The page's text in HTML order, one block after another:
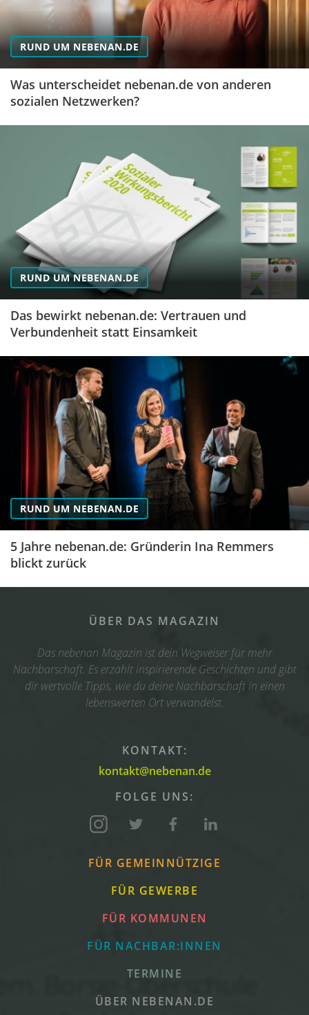
RUND UM NEBENAN.DE
Was unterscheidet nebenan.de von anderen
sozialen Netzwerken?
RUND UM NEBENAN.DE
Das bewirkt nebenan.de: Vertrauen und
Verbundenheit statt Einsamkeit
RUND UM NEBENAN.DE
5 Jahre nebenan.de: Gründerin Ina Remmers
blickt zurück
ÜBER DAS MAGAZIN
Das nebenan Magazin ist dein Wegweiser für mehr
Nachbarschaft. Es erzählt inspirierende Geschichten und gibt
dir wertvolle Tipps, wie du deine Nachbarschaft in einen
lebenswerten Ort verwandelst.
KONTAKT:
kontakt@nebenan.de
FOLGE UNS:
FÜR GEMEINNÜTZIGE
FÜR GEWERBE
FÜR KOMMUNEN
FÜR NACHBAR:INNEN
TERMINE
ÜBER NEBENAN.DE